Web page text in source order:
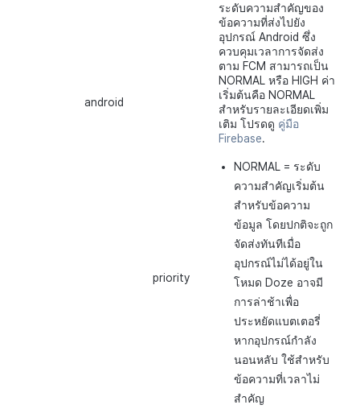
android
priority
ระดับความสำคัญของ
ข้อความที่ส่งไปยัง
อุปกรณ์ Android ซึ่ง
ควบคุมเวลาการจัดส่ง
ตาม FCM สามารถเป็น
NORMAL หรือ HIGH ค่า
เริ่มต้นคือ NORMAL
สำหรับรายละเอียดเพิ่ม
เติม โปรดดู คู่มือ
Firebase.
NORMAL = ระดับ
ความสำคัญเริ่มต้น
สำหรับข้อความ
ข้อมูล โดยปกติจะถูก
จัดส่งทันทีเมื่อ
อุปกรณ์ไม่ได้อยู่ใน
โหมด Doze อาจมี
การล่าช้าเพื่อ
ประหยัดแบตเตอรี่
หากอุปกรณ์กำลัง
นอนหลับ ใช้สำหรับ
ข้อความที่เวลาไม่
สำคัญ